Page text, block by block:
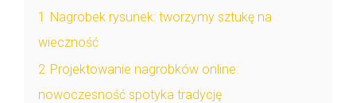
1 Nagrobek rysunek: tworzymy sztukę na
wieczność
2 Projektowanie nagrobków online:
nowoczesność spotyka tradycję